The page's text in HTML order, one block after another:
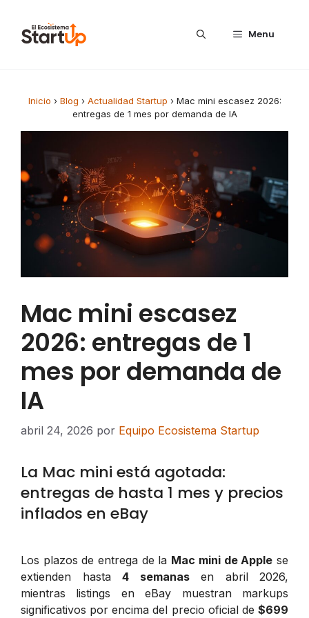
Menu
Inicio › Blog › Actualidad Startup › Mac mini escasez 2026:
entregas de 1 mes por demanda de IA
Mac mini escasez
2026: entregas de 1
mes por demanda de
IA
abril 24, 2026 por Equipo Ecosistema Startup
La Mac mini está agotada:
entregas de hasta 1 mes y precios
inflados en eBay
Los plazos de entrega de la Mac mini de Apple se
extienden hasta 4 semanasen abril 2026,
mientras listings en eBay muestran markups
significativos por encima del precio oficial de $699